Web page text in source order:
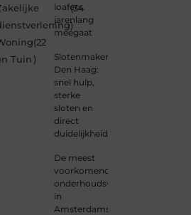
(34
)
Tuin
(22
)
loafers
jarenlang
meegaat
Slotenmaker
Den Haag:
snel hulp,
sterke
sloten en
direct
duidelijkheid
De meest
voorkomende
onderhoudswerkzaamheden
in
Amsterdamse